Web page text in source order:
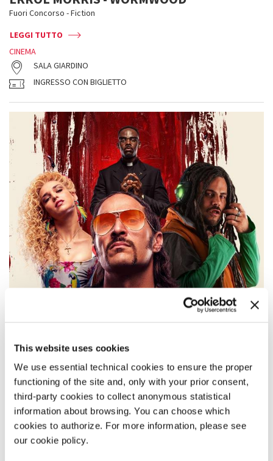
This website uses cookies
We use essential technical cookies to ensure the proper
functioning of the site and, only with your prior consent,
third-party cookies to collect anonymous statistical
information about browsing. You can choose which
cookies to authorize. For more information, please see
our cookie policy.
Fuori Concorso - Fiction
LEGGI TUTTO
CINEMA
SALA GIARDINO
INGRESSO CON BIGLIETTO
16:00
COSIMO GOMEZ - BRUTTI E CATTIVI
Orizzonti – Concorso
LEGGI TUTTO